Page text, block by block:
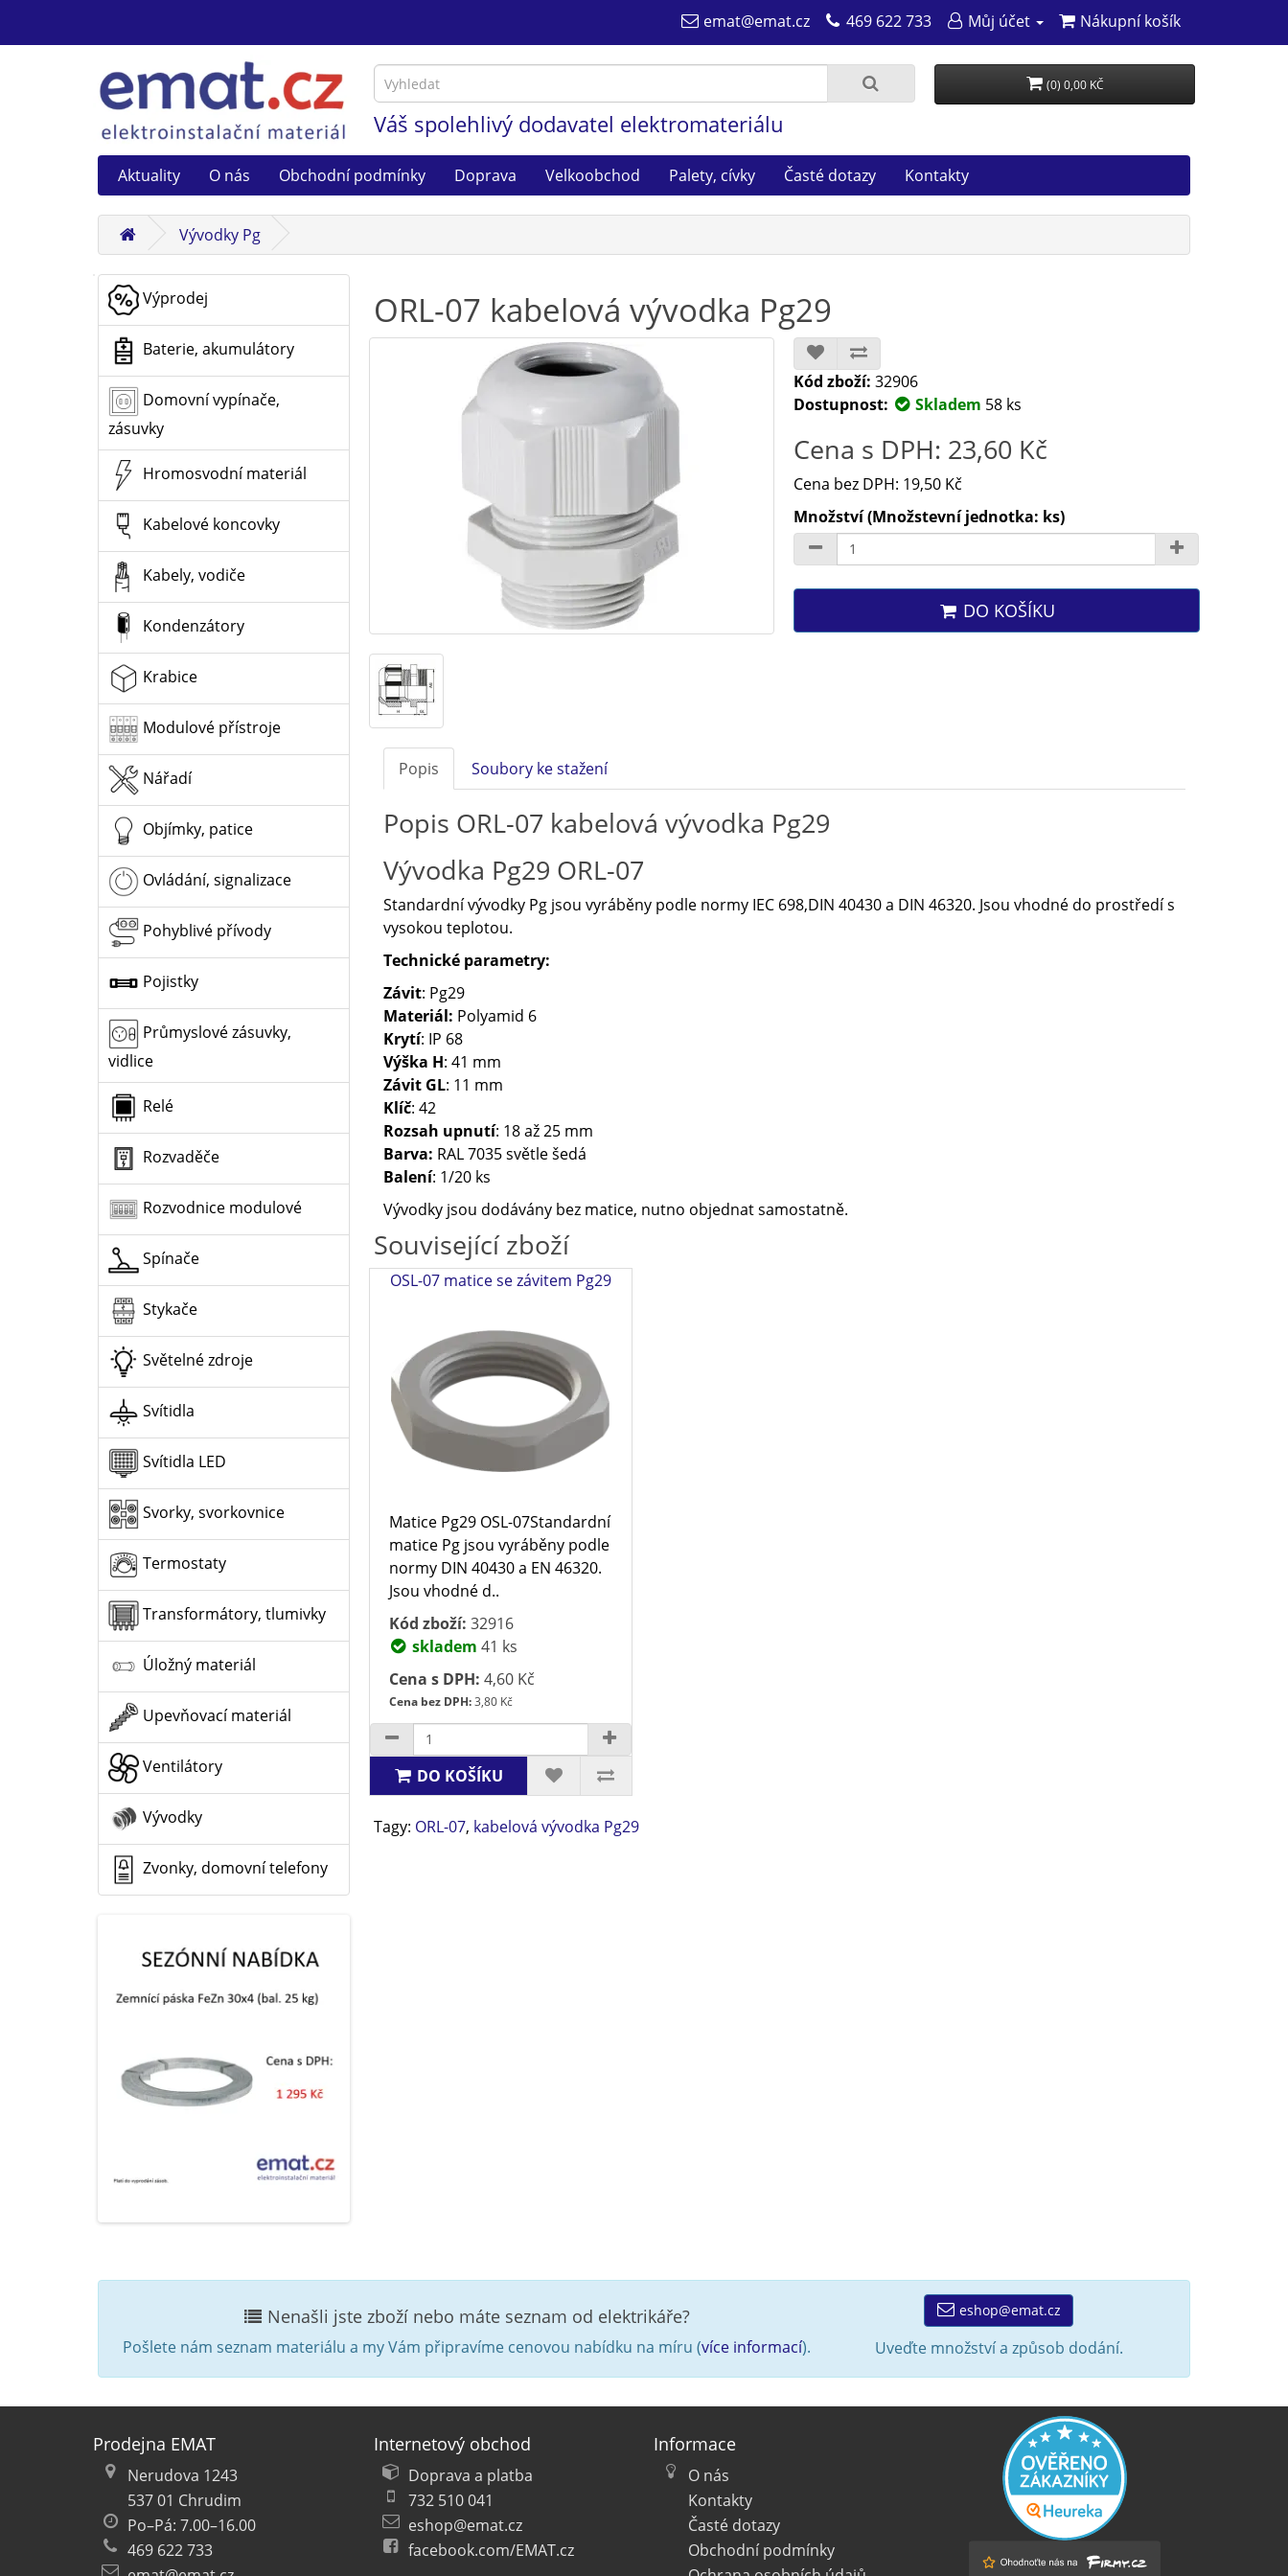
emat@emat.cz 469 622 733 Můj účet Nákupní košík
Váš spolehlivý dodavatel elektromateriálu
(0) 0,00 KČ
Aktuality O nás Obchodní podmínky Doprava Velkoobchod Palety, cívky Časté dotazy Kontakty
Vývodky Pg
Výprodej
Baterie, akumulátory
Domovní vypínače,
zásuvky
Hromosvodní materiál
Kabelové koncovky
Kabely, vodiče
Kondenzátory
Krabice
Modulové přístroje
Nářadí
Objímky, patice
Ovládání, signalizace
Pohyblivé přívody
Pojistky
Průmyslové zásuvky,
vidlice
Relé
Rozvaděče
Rozvodnice modulové
Spínače
Stykače
Světelné zdroje
Svítidla
Svítidla LED
Svorky, svorkovnice
Termostaty
Transformátory, tlumivky
Úložný materiál
Upevňovací materiál
Ventilátory
Vývodky
Zvonky, domovní telefony
ORL-07 kabelová vývodka Pg29
Kód zboží: 32906
Dostupnost:
Skladem 58 ks
Cena s DPH: 23,60 Kč
Cena bez DPH: 19,50 Kč
Množství (Množstevní jednotka: ks)
DO KOŠÍKU
Popis Soubory ke stažení
Popis ORL-07 kabelová vývodka Pg29
Vývodka Pg29 ORL-07
Standardní vývodky Pg jsou vyráběny podle normy IEC 698,DIN 40430 a DIN 46320. Jsou vhodné do prostředí s
vysokou teplotou.
Technické parametry:
Závit: Pg29
Materiál: Polyamid 6
Krytí: IP 68
Výška H: 41 mm
Závit GL: 11 mm
Klíč: 42
Rozsah upnutí: 18 až 25 mm
Barva: RAL 7035 světle šedá
Balení: 1/20 ks
Vývodky jsou dodávány bez matice, nutno objednat samostatně.
Související zboží
OSL-07 matice se závitem Pg29
Matice Pg29 OSL-07Standardní
matice Pg jsou vyráběny podle
normy DIN 40430 a EN 46320.
Jsou vhodné d..
Kód zboží: 32916
skladem 41 ks
Cena s DPH: 4,60 Kč
Cena bez DPH:3,80 Kč
DO KOŠÍKU
Tagy: ORL-07, kabelová vývodka Pg29
Nenašli jste zboží nebo máte seznam od elektrikáře?
Pošlete nám seznam materiálu a my Vám připravíme cenovou nabídku na míru (více informací).
eshop@emat.cz
Uveďte množství a způsob dodání.
Prodejna EMAT
Nerudova 1243
537 01 Chrudim
Po–Pá: 7.00–16.00
469 622 733
Internetový obchod
Doprava a platba
732 510 041
eshop@emat.cz
facebook.com/EMAT.cz
Informace
O nás
Kontakty
Časté dotazy
Obchodní podmínky